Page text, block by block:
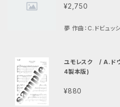
¥2,750
夢 作曲：C.ドビュッ
ユモレスク / A.ド
4製本版)
¥880